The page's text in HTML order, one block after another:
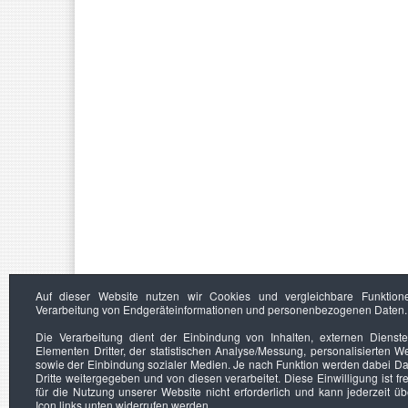
Auf dieser Website nutzen wir Cookies und vergleichbare
Verarbeitung von Endgeräteinformationen und personenbezogenen Daten.
Die Verarbeitung dient der Einbindung von Inhalten, externen
Elementen Dritter, der statistischen Analyse/Messung, personalisierten
sowie der Einbindung sozialer Medien. Je nach Funktion werden dabei
Dritte weitergegeben und von diesen verarbeitet. Diese Einwilligung ist
für die Nutzung unserer Website nicht erforderlich und kann jederzeit
Icon links unten widerrufen werden.